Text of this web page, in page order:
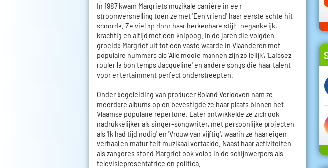
In 1987 kwam Margriets muzikale carrière in een
stroomversnelling toen ze met 'Een vriend' haar eerste echte hit
scoorde. Ze viel op door haar herkenbare stijl: toegankelijk,
krachtig en altijd met een knipoog. In de jaren die volgden
groeide Margriet uit tot een vaste waarde in Vlaanderen met
populaire nummers als 'Alle mooie mannen zijn zo lelijk', 'Laissez
rouler le bon temps Jacqueline' en andere songs die haar talent
voor entertainment perfect onderstreepten.
Onder begeleiding van producer Roland Verlooven nam ze
meerdere albums op en bevestigde ze haar plaats binnen het
Vlaamse populaire repertoire. Later ontwikkelde ze zich ook
nadrukkelijker als singer-songwriter, met persoonlijke projecten
als 'Ik had tijd nodig' en 'Vrouw van vijftig', waarin ze haar eigen
verhaal en maturiteit muzikaal vertaalde. Naast haar activiteiten
als zangeres stond Margriet ook volop in de schijnwerpers als
televisiepresentatrice en politica.